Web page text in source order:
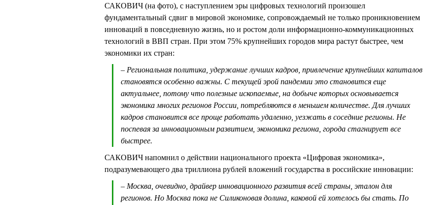
САКОВИЧ (на фото), с наступлением эры цифровых технологий произошел
фундаментальный сдвиг в мировой экономике, сопровождаемый не только проникновением
инноваций в повседневную жизнь, но и ростом доли информационно-коммуникационных
технологий в ВВП стран. При этом 75% крупнейших городов мира растут быстрее, чем
экономики их стран:
– Региональная политика, удержание лучших кадров, привлечение крупнейших капиталов
становятся особенно важны. С текущей эрой пандемии это становится еще
актуальнее, потому что полезные ископаемые, на добыче которых основывается
экономика многих регионов России, потребляются в меньшем количестве. Для лучших
кадров становится все проще работать удаленно, уезжать в соседние регионы. Не
поспевая за инновационным развитием, экономика региона, города стагнирует все
быстрее.
САКОВИЧ напомнил о действии национального проекта «Цифровая экономика»,
подразумевающего два триллиона рублей вложений государства в российские инновации:
– Москва, очевидно, драйвер инновационного развития всей страны, эталон для
регионов. Но Москва пока не Силиконовая долина, каковой ей хотелось бы стать. По